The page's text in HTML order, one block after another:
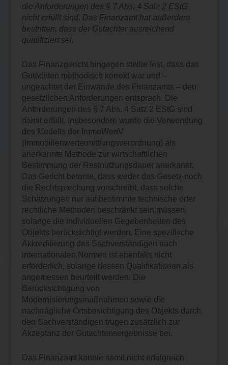
die Anforderungen des § 7 Abs. 4 Satz 2 EStG
nicht erfüllt sind. Das Finanzamt hat außerdem
bestritten, dass der Gutachter ausreichend
qualifiziert sei.
Das Finanzgericht hingegen stellte fest, dass das
Gutachten methodisch korrekt war und –
ungeachtet der Einwände des Finanzamts – den
gesetzlichen Anforderungen entsprach. Die
Anforderungen des § 7 Abs. 4 Satz 2 EStG sind
damit erfüllt. Insbesondere wurde die Verwendung
des Modells der ImmoWertV
(Immobilienwertermittlungsverordnung) als
anerkannte Methode zur wirtschaftlichen
Bestimmung der Restnutzungsdauer anerkannt.
Das Gericht betonte, dass weder das Gesetz noch
die Rechtsprechung vorschreibt, dass solche
Schätzungen nur auf bestimmte technische oder
rechtliche Methoden beschränkt sein müssen,
solange die individuellen Gegebenheiten des
Objekts berücksichtigt werden. Eine spezifische
Akkreditierung des Sachverständigen nach
internationalen Normen ist ebenfalls nicht
erforderlich, solange dessen Qualifikationen als
angemessen beurteilt werden. Die
Berücksichtigung von
Modernisierungsmaßnahmen sowie die
nachträgliche Ortsbesichtigung des Objekts durch
den Sachverständigen trugen zusätzlich zur
Akzeptanz der Gutachtensergebnisse bei.
Das Finanzamt konnte somit nicht erfolgreich